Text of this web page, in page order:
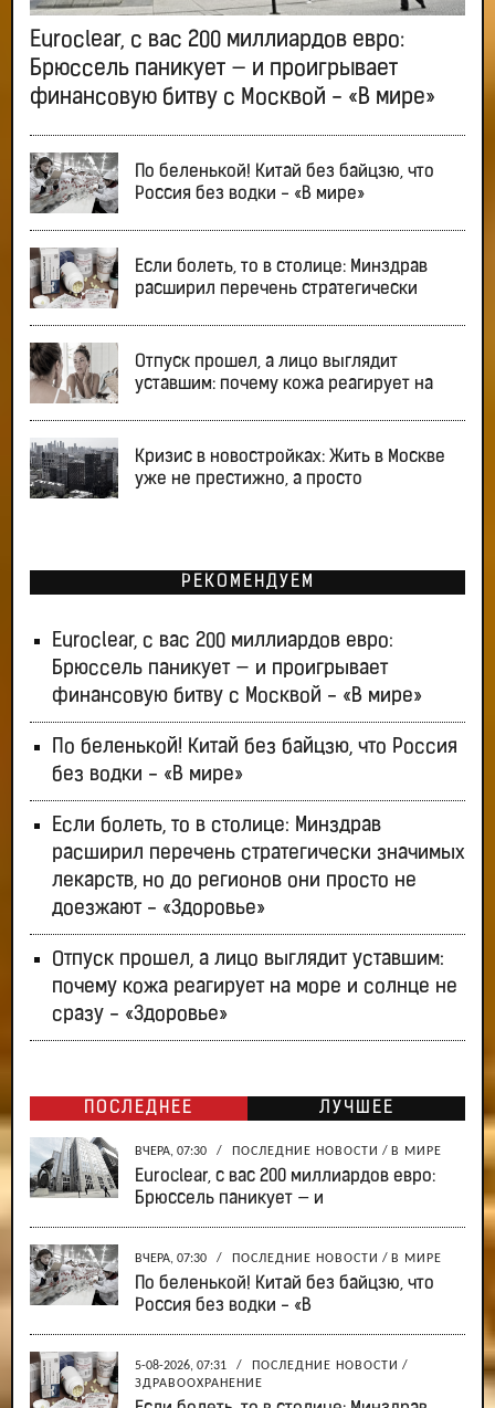
Euroclear, с вас 200 миллиардов евро:
Брюссель паникует — и проигрывает
финансовую битву с Москвой - «В мире»
По беленькой! Китай без байцзю, что
Россия без водки - «В мире»
Если болеть, то в столице: Минздрав
расширил перечень стратегически
Отпуск прошел, а лицо выглядит
уставшим: почему кожа реагирует на
Кризис в новостройках: Жить в Москве
уже не престижно, а просто
РЕКОМЕНДУЕМ
Euroclear, с вас 200 миллиардов евро:
Брюссель паникует — и проигрывает
финансовую битву с Москвой - «В мире»
По беленькой! Китай без байцзю, что Россия
без водки - «В мире»
Если болеть, то в столице: Минздрав
расширил перечень стратегически значимых
лекарств, но до регионов они просто не
доезжают - «Здоровье»
Отпуск прошел, а лицо выглядит уставшим:
почему кожа реагирует на море и солнце не
сразу - «Здоровье»
ПОСЛЕДНЕЕ ЛУЧШЕЕ
ВЧЕРА, 07:30 / ПОСЛЕДНИЕ НОВОСТИ / В МИРЕ
Euroclear, с вас 200 миллиардов евро:
Брюссель паникует — и
ВЧЕРА, 07:30 / ПОСЛЕДНИЕ НОВОСТИ / В МИРЕ
По беленькой! Китай без байцзю, что
Россия без водки - «В
5-08-2026, 07:31 / ПОСЛЕДНИЕ НОВОСТИ /
ЗДРАВООХРАНЕНИЕ